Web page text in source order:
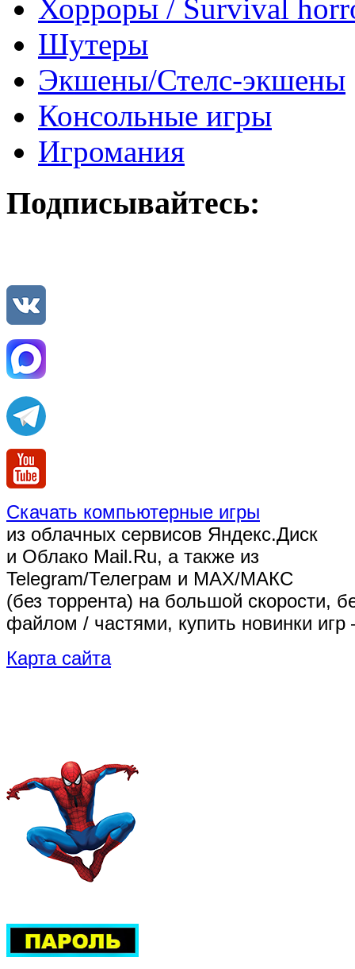
Хорроры / Survival
Шутеры
Экшены/Стелс-экшены
Консольные игры
Игромания
Подписывайтесь:
Скачать компьютерные игры
из облачных сервисов Яндекс.Диск
и Облако Mail.Ru, а также из
Telegram/Телеграм и MAX/МАКС
(без торрента) на большой скорости,
файлом / частями, купить новинки
Карта сайта